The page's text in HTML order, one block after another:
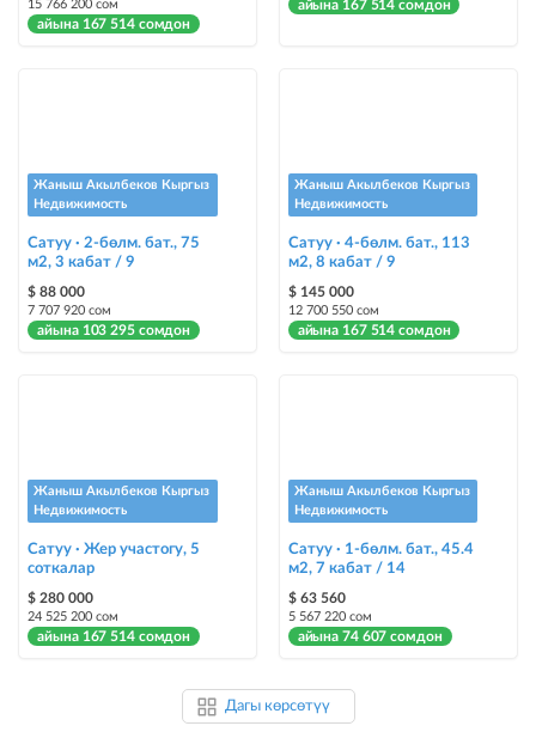
15 766 200 сом
айына 167 514 сомдон
айына 167 514 сомдон
Жаныш Акылбеков Кыргыз
Недвижимость
Сатуу · 2-бөлм. бат., 75
м2, 3 кабат / 9
$ 88 000
7 707 920 сом
айына 103 295 сомдон
Жаныш Акылбеков Кыргыз
Недвижимость
Сатуу · 4-бөлм. бат., 113
м2, 8 кабат / 9
$ 145 000
12 700 550 сом
айына 167 514 сомдон
Жаныш Акылбеков Кыргыз
Недвижимость
Сатуу · Жер участогу, 5
соткалар
$ 280 000
24 525 200 сом
айына 167 514 сомдон
Жаныш Акылбеков Кыргыз
Недвижимость
Сатуу · 1-бөлм. бат., 45.4
м2, 7 кабат / 14
$ 63 560
5 567 220 сом
айына 74 607 сомдон
Дагы көрсөтүү